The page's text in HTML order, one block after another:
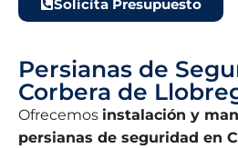
Solicita Presupuesto
Persianas de
Corbera de
Ofrecemos instalación y
persianas de seguridad en